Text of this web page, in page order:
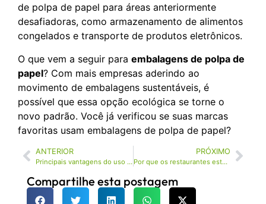
de polpa de papel para áreas anteriormente
desafiadoras, como armazenamento de alimentos
congelados e transporte de produtos eletrônicos.
O que vem a seguir para embalagens de polpa de
papel? Com mais empresas aderindo ao
movimento de embalagens sustentáveis, é
possível que essa opção ecológica se torne o
novo padrão. Você já verificou se suas marcas
favoritas usam embalagens de polpa de papel?
ANTERIOR
Principais vantagens do uso de bandejas de celulose moldada por prensagem a úmido para produtos eletrônicos
PRÓXIMO
Por que os restaurantes estão mudando para recipientes de fibra moldada para alimentos
Compartilhe esta postagem